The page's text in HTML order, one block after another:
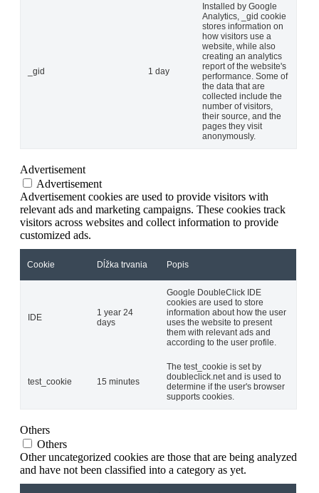
_gid 1 day
Installed by Google
Analytics, _gid cookie
stores information on
how visitors use a
website, while also
creating an analytics
report of the website's
performance. Some of
the data that are
collected include the
number of visitors,
their source, and the
pages they visit
anonymously.
Advertisement
Advertisement
Advertisement cookies are used to provide visitors with
relevant ads and marketing campaigns. These cookies track
visitors across websites and collect information to provide
customized ads.
Cookie Dĺžka trvania Popis
IDE
1 year 24
days
Google DoubleClick IDE
cookies are used to store
information about how the user
uses the website to present
them with relevant ads and
according to the user profile.
test_cookie 15 minutes
The test_cookie is set by
doubleclick.net and is used to
determine if the user's browser
supports cookies.
Others
Others
Other uncategorized cookies are those that are being analyzed
and have not been classified into a category as yet.